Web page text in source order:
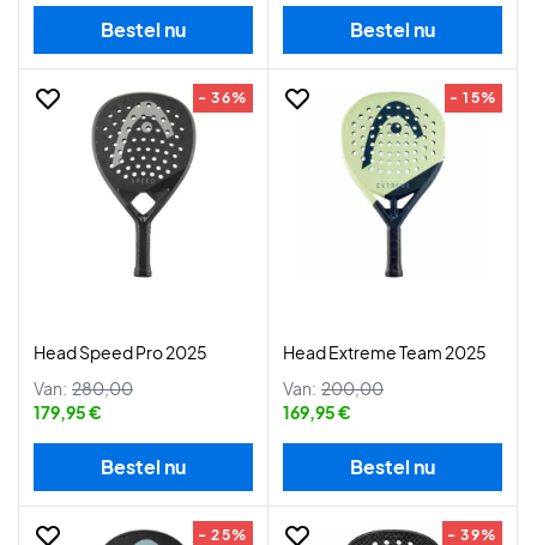
Bestel nu Bestel nu
- 36%
Head Speed Pro 2025
Van: 280,00
179,95 €
Bestel nu
- 15%
Head Extreme Team 2025
Van: 200,00
169,95 €
Bestel nu
- 25% - 39%